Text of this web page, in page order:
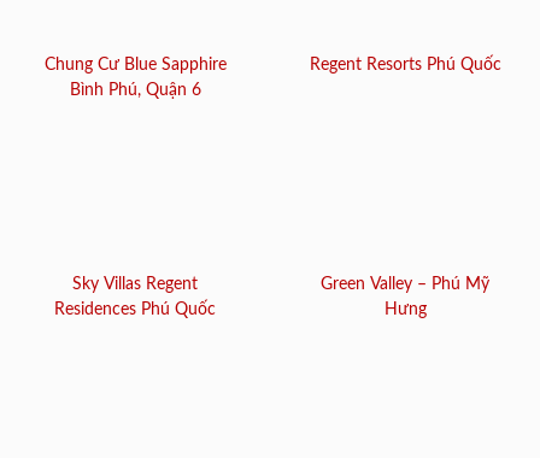
Chung Cư Blue Sapphire
Bình Phú, Quận 6
Regent Resorts Phú Quốc
Sky Villas Regent
Residences Phú Quốc
Green Valley – Phú Mỹ
Hưng